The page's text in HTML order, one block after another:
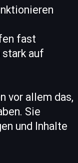
fast
auf
vor allem das,
Sie
und Inhalte